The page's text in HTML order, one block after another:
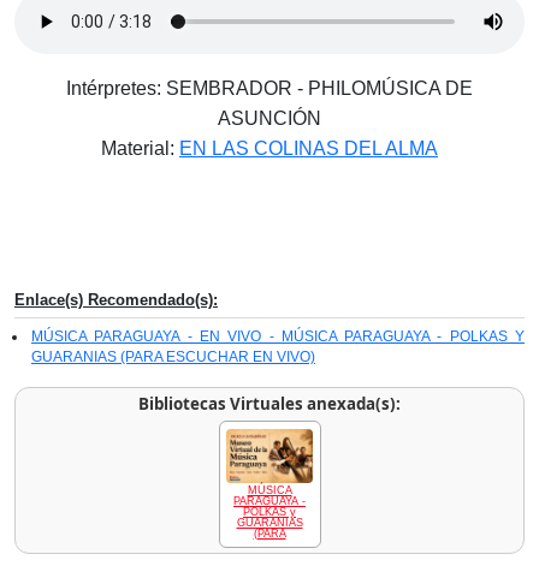
Intérpretes: SEMBRADOR - PHILOMÚSICA DE
ASUNCIÓN
Material: EN LAS COLINAS DEL ALMA
Enlace(s) Recomendado(s):
MÚSICA PARAGUAYA - EN VIVO - MÚSICA PARAGUAYA - POLKAS Y
GUARANIAS (PARA ESCUCHAR EN VIVO)
Bibliotecas Virtuales anexada(s):
MÚSICA
PARAGUAYA -
POLKAS y
GUARANIAS
(PARA